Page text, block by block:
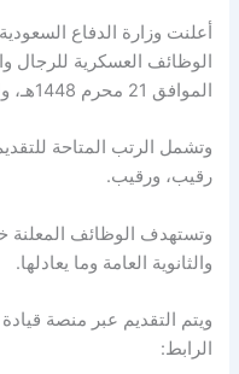
أعلنت وزارة الدفاع
الوظائف العسكرية للرجال
الموافق 21 محرم 1448هـ، ولمدة 6 أيام متواصلة.
وتشمل الرتب المتاحة
رقيب، ورقيب.
وتستهدف الوظائف المعلنة
والثانوية العامة وما يعادلها.
ويتم التقديم عبر منصة
الرابط: